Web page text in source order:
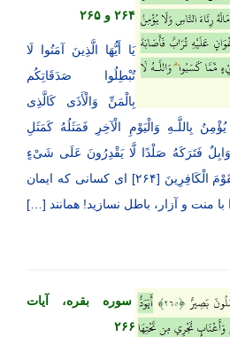
۲۶۴ و ۲۶۵
یَا أَیُّهَا الَّذِینَ آمَنُوا لَا
تُبْطِلُوا صَدَقَاتِكُم
بِالْمَنِّ وَالْأَذَى كَالَّذِی
بِاللَّـهِ وَالْیَوْمِ الْآخِرِ فَمَثَلُهُ كَمَثَلِ
فَتَرَكَهُ صَلْدًا لَّا یَقْدِرُونَ عَلَى شَیْءٍ
مِّمَّا كَسَبُوا وَاللَّـهُ لَا یَهْدِی الْقَوْمَ الْكَافِرِینَ [۲۶۴] ای کسانی که ایمان
منت و آزار، باطل نسازید! همانند […]
سوره بقره، آیات
۲۶۶